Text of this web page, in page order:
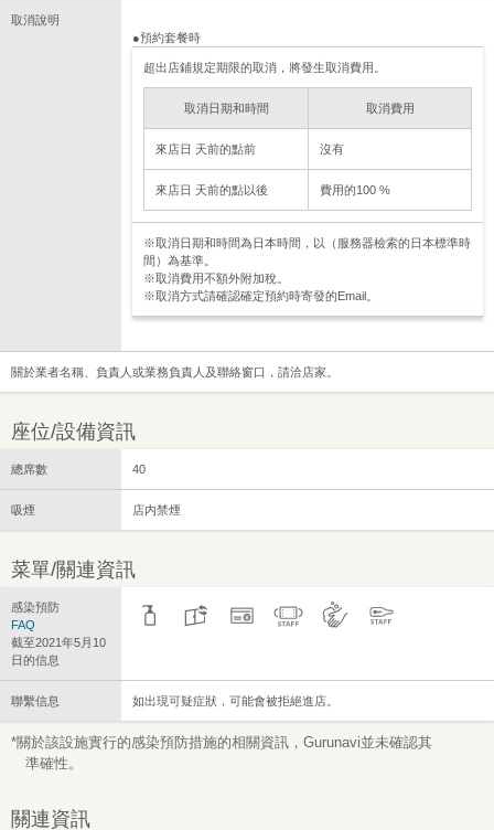
取消說明
●預約套餐時
超出店鋪規定期限的取消，將發生取消費用。
取消日期和時間 取消費用
來店日 天前的點前 沒有
來店日 天前的點以後 費用的100 %
※取消日期和時間為日本時間，以（服務器檢索的日本標準時
間）為基準。
※取消費用不額外附加稅。
※取消方式請確認確定預約時寄發的Email。
關於業者名稱、負責人或業務負責人及聯絡窗口，請洽店家。
座位/設備資訊
總席數 40
吸煙 店内禁煙
菜單/關連資訊
感染預防
FAQ
截至2021年5月10
日的信息
聯繫信息 如出現可疑症狀，可能會被拒絕進店。
*關於該設施實行的感染預防措施的相關資訊，Gurunavi並未確認其
準確性。
關連資訊